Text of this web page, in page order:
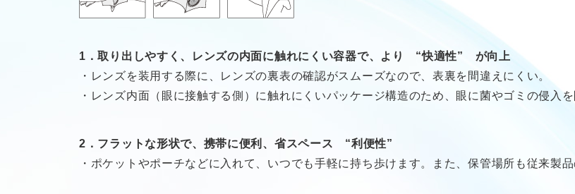
1．取り出しやすく、レンズの内面に触れにくい容器で、より “快適性” が向上
・レンズを装用する際に、レンズの裏表の確認がスムーズなので、表裏を間違えにくい。
・レンズ内面（眼に接触する側）に触れにくいパッケージ構造のため、眼に菌やゴミの侵入を
2．フラットな形状で、携帯に便利、省スペース “利便性”
・ポケットやポーチなどに入れて、いつでも手軽に持ち歩けます。また、保管場所も従来製